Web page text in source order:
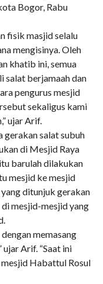
Bogor, Rabu
fisik masjid selalu
mengisinya. Oleh
khatib ini, semua
salat berjamaah dan
pengurus mesjid
sekaligus kami
ujar Arif.
gerakan salat subuh
di Mesjid Raya
barulah dilakukan
mesjid ke mesjid
ditunjuk gerakan
mesjid-mesjid yang
memasang
Arif. “Saat ini
Habattul Rosul